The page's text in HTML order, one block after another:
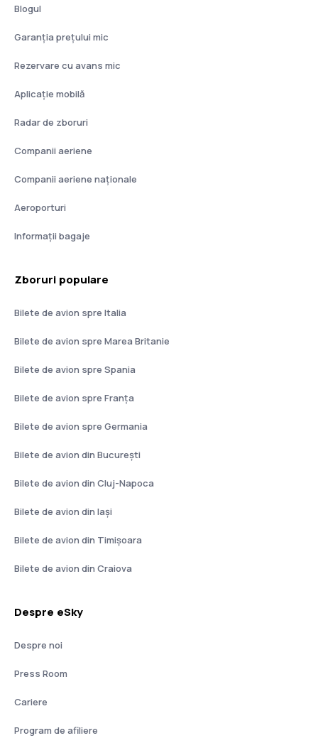
Blogul
Garanția prețului mic
Rezervare cu avans mic
Aplicație mobilă
Radar de zboruri
Companii aeriene
Companii aeriene naţionale
Aeroporturi
Informații bagaje
Zboruri populare
Bilete de avion spre Italia
Bilete de avion spre Marea Britanie
Bilete de avion spre Spania
Bilete de avion spre Franţa
Bilete de avion spre Germania
Bilete de avion din București
Bilete de avion din Cluj-Napoca
Bilete de avion din Iași
Bilete de avion din Timișoara
Bilete de avion din Craiova
Despre eSky
Despre noi
Press Room
Cariere
Program de afiliere